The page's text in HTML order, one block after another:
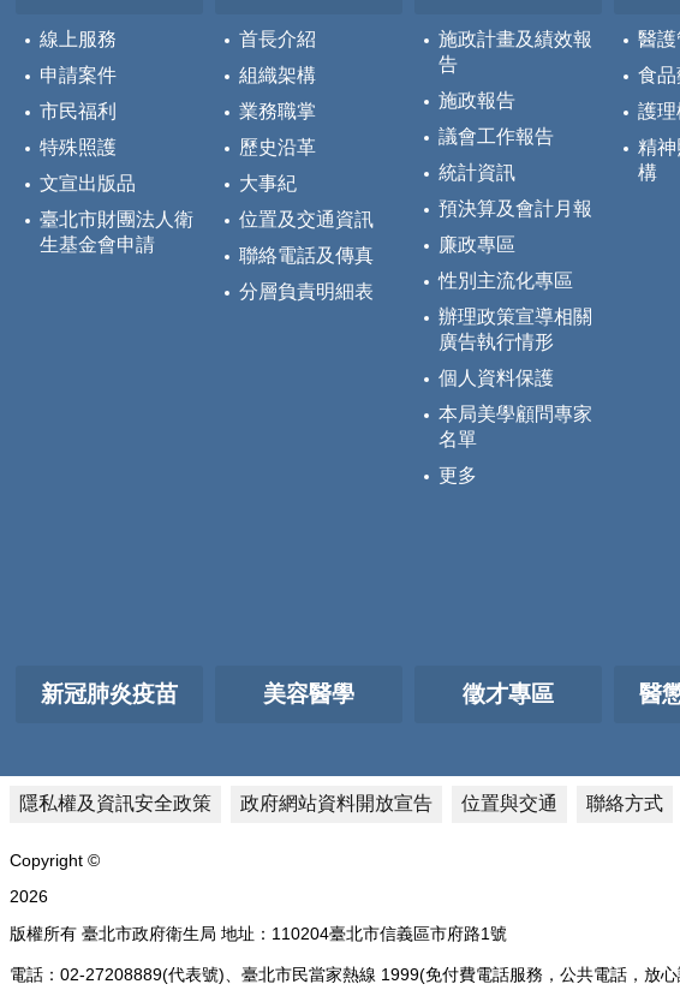
線上服務
申請案件
市民福利
特殊照護
文宣出版品
臺北市財團法人衛
生基金會申請
首長介紹
組織架構
業務職掌
歷史沿革
大事紀
位置及交通資訊
聯絡電話及傳真
分層負責明細表
施政計畫及績效報
告
施政報告
議會工作報告
統計資訊
預決算及會計月報
廉政專區
性別主流化專區
辦理政策宣導相關
廣告執行情形
個人資料保護
本局美學顧問專家
名單
更多
醫
食品
護
精
構
新冠肺炎疫苗 美容醫學 徵才專區 醫
隱私權及資訊安全政策 政府網站資料開放宣告 位置與交通 聯絡方式
Copyright ©
2026
版權所有 臺北市政府衛生局 地址：110204臺北市信義區市府路1號
電話：02-27208889(代表號)、臺北市民當家熱線 1999(免付費電話服務，公共電話，放